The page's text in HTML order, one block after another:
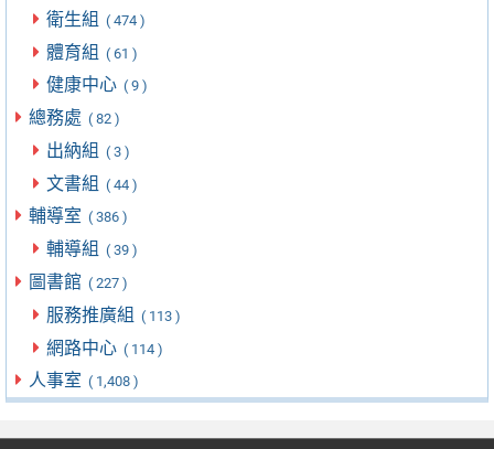
衛生組 ( 474 )
體育組 ( 61 )
健康中心 ( 9 )
總務處 ( 82 )
出納組 ( 3 )
文書組 ( 44 )
輔導室 ( 386 )
輔導組 ( 39 )
圖書館 ( 227 )
服務推廣組 ( 113 )
網路中心 ( 114 )
人事室 ( 1,408 )